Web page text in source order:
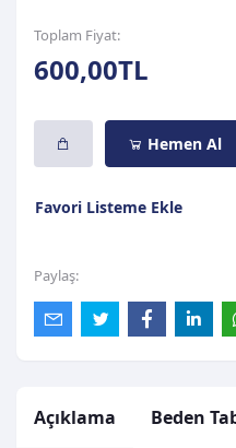
Toplam Fiyat:
600,00TL
Hemen Al
Favori Listeme Ekle
Paylaş:
Açıklama Beden